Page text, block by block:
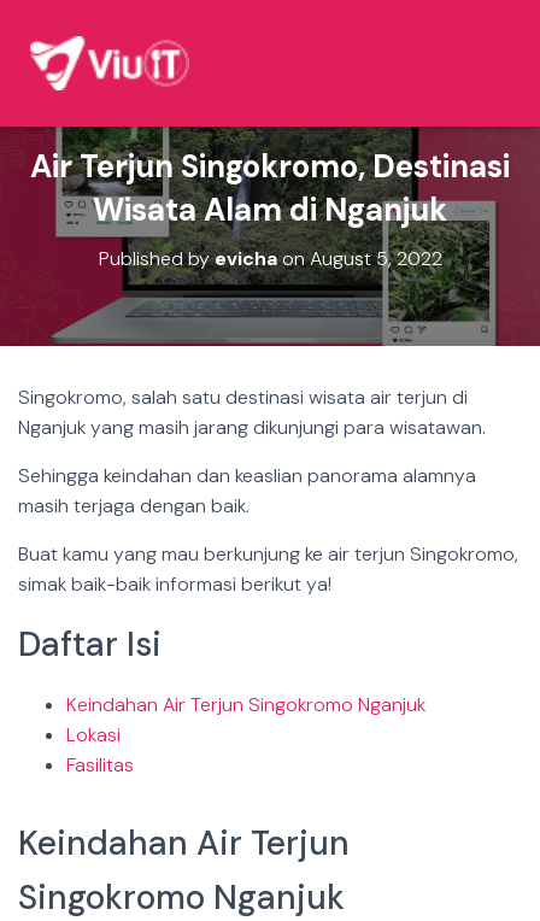
Air Terjun Singokromo, Destinasi
Wisata Alam di Nganjuk
Published byevichaonAugust 5, 2022
Singokromo, salah satu destinasi wisata air terjun di
Nganjuk yang masih jarang dikunjungi para wisatawan.
Sehingga keindahan dan keaslian panorama alamnya
masih terjaga dengan baik.
Buat kamu yang mau berkunjung ke air terjun Singokromo,
simak baik-baik informasi berikut ya!
Daftar Isi
Keindahan Air Terjun Singokromo Nganjuk
Lokasi
Fasilitas
Keindahan Air Terjun
Singokromo Nganjuk